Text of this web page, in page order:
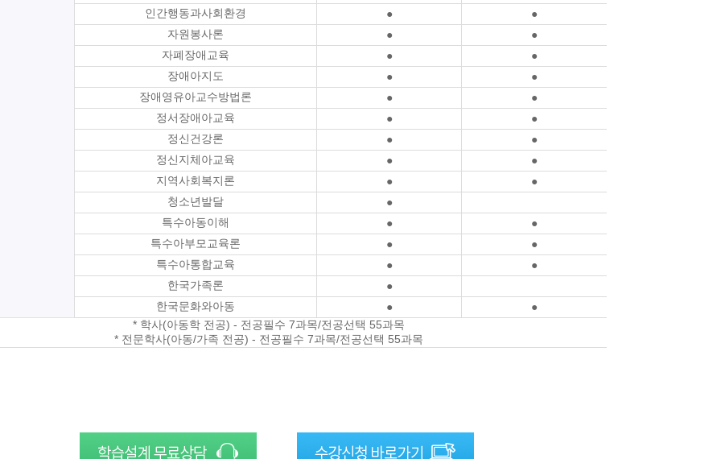
인간행동과사회환경
●
●
자원봉사론
●
●
자폐장애교육
●
●
장애아지도
●
●
장애영유아교수방법론
●
●
정서장애아교육
●
●
정신건강론
●
●
정신지체아교육
●
●
지역사회복지론
●
●
청소년발달
●
특수아동이해
●
●
특수아부모교육론
●
●
특수아통합교육
●
●
한국가족론
●
한국문화와아동
●
●
* 학사(아동학 전공) - 전공필수 7과목/전공선택 55과목
* 전문학사(아동/가족 전공) - 전공필수 7과목/전공선택 55과목